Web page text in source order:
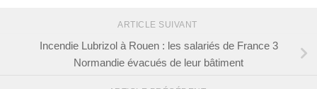
ARTICLE SUIVANT
Incendie Lubrizol à Rouen : les salariés de France 3
Normandie évacués de leur bâtiment